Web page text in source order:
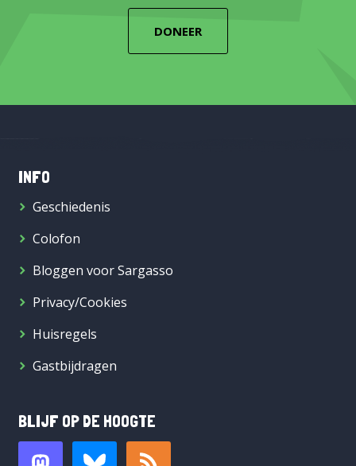
DONEER
INFO
Geschiedenis
Colofon
Bloggen voor Sargasso
Privacy/Cookies
Huisregels
Gastbijdragen
BLIJF OP DE HOOGTE